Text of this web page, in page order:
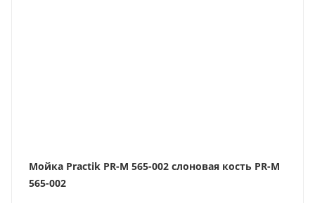
Мойка Practik PR-M 565-002 слоновая кость PR-M
565-002